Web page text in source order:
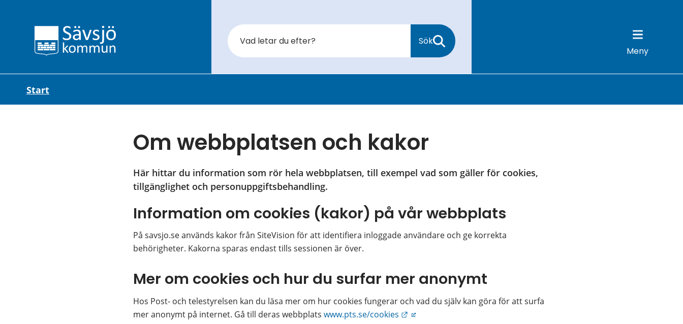
Sök
Meny
Start
Om webbplatsen och kakor
Här hittar du information som rör hela webbplatsen, till exempel vad som gäller för cookies,
tillgänglighet och personuppgiftsbehandling.
Information om cookies (kakor) på vår webbplats
På savsjo.se används kakor från SiteVision för att identifiera inloggade användare och ge korrekta
behörigheter. Kakorna sparas endast tills sessionen är över.
Mer om cookies och hur du surfar mer anonymt
Hos Post- och telestyrelsen kan du läsa mer om hur cookies fungerar och vad du själv kan göra för att surfa
mer anonymt på internet. Gå till deras webbplats www.pts.se/cookies Länk till annan webbplats.